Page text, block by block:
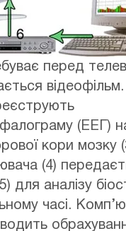
перед
(ЕЕГ)
кори мозку
(4)
для аналізу
часі.